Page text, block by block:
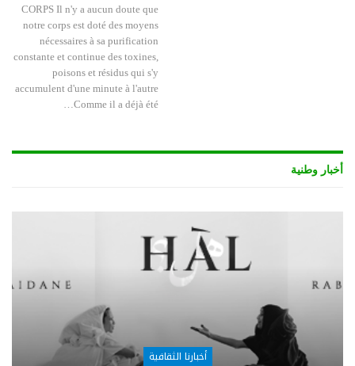
CORPS Il n'y a aucun doute que
notre corps est doté des moyens
nécessaires à sa purification
constante et continue des toxines,
poisons et résidus qui s'y
accumulent d'une minute à l'autre
Comme il a déjà été…
أخبار وطنية
أخبارنا الثقافية